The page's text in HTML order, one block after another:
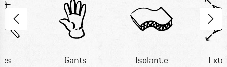
Gants Isolant.e